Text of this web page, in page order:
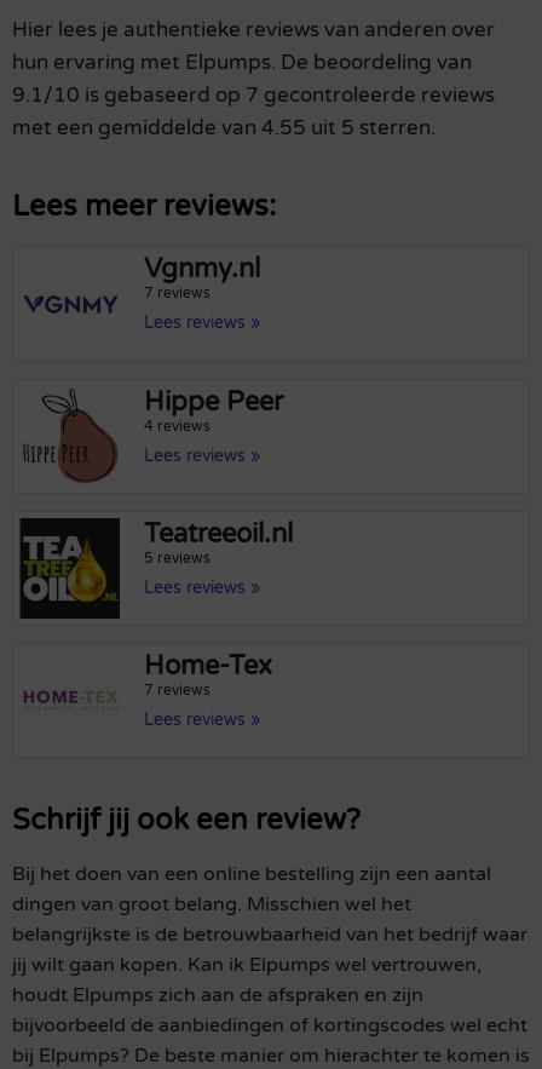
Hier lees je authentieke reviews van anderen over
hun ervaring met Elpumps. De beoordeling van
9.1/10 is gebaseerd op 7 gecontroleerde reviews
met een gemiddelde van 4.55 uit 5 sterren.
Lees meer reviews:
Vgnmy.nl
7 reviews
Lees reviews »
Hippe Peer
4 reviews
Lees reviews »
Teatreeoil.nl
5 reviews
Lees reviews »
Home-Tex
7 reviews
Lees reviews »
Schrijf jij ook een review?
Bij het doen van een online bestelling zijn een aantal
dingen van groot belang. Misschien wel het
belangrijkste is de betrouwbaarheid van het bedrijf waar
jij wilt gaan kopen. Kan ik Elpumps wel vertrouwen,
houdt Elpumps zich aan de afspraken en zijn
bijvoorbeeld de aanbiedingen of kortingscodes wel echt
bij Elpumps? De beste manier om hierachter te komen is